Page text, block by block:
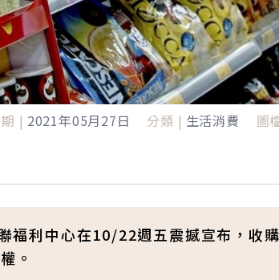
| 2021年05月27日 分類 | 生活消費 圖
福利中心在10/22週五震撼宣布，收
。